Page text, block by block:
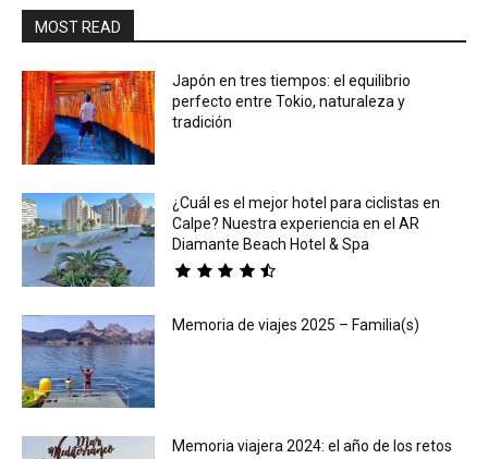
MOST READ
Japón en tres tiempos: el equilibrio
perfecto entre Tokio, naturaleza y
tradición
¿Cuál es el mejor hotel para ciclistas en
Calpe? Nuestra experiencia en el AR
Diamante Beach Hotel & Spa
Memoria de viajes 2025 – Familia(s)
Memoria viajera 2024: el año de los retos